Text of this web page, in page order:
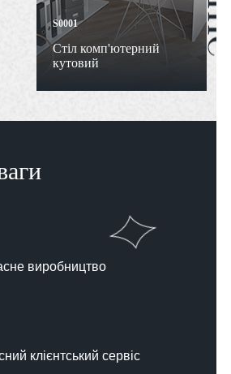
S0001
Стіл комп'ютерний
кутовий
виробництво
клієнтський сервіс